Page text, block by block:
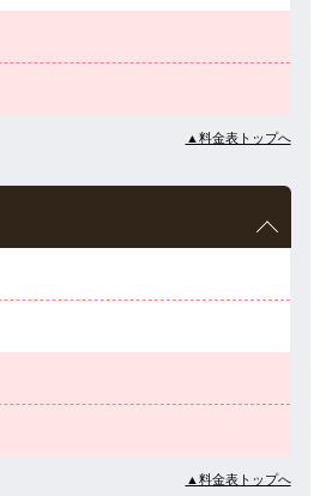
▲料金表トップへ
▲料金表トップへ